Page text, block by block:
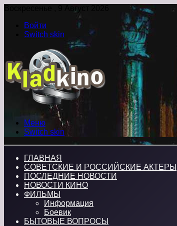
Воскресенье , 9 Август 2026
Войти
Switch skin
Меню
Switch skin
ГЛАВНАЯ
СОВЕТСКИЕ И РОССИЙСКИЕ АКТЕРЫ
ПОСЛЕДНИЕ НОВОСТИ
НОВОСТИ КИНО
ФИЛЬМЫ
Информация
Боевик
БЫТОВЫЕ ВОПРОСЫ